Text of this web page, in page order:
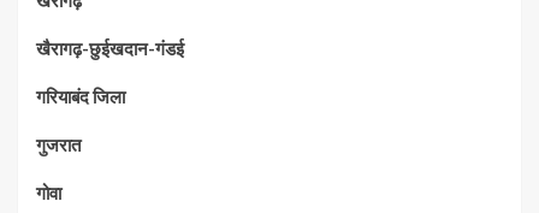
खैरागढ़-छुईखदान-गंडई
गरियाबंद जिला
गुजरात
गोवा